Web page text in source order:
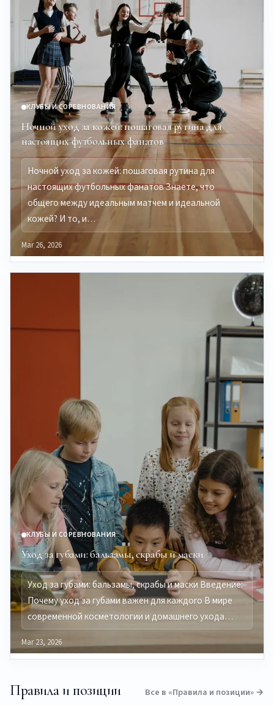
КЛУБЫ И СОРЕВНОВАНИЯ
Ночной уход за кожей: пошаговая рутина для
настоящих футбольных фанатов
Ночной уход за кожей: пошаговая рутина для
настоящих футбольных фанатов Знаете, что
общего между идеальным матчем и идеальной
кожей? И то, и…
Mar 26, 2026
КЛУБЫ И СОРЕВНОВАНИЯ
Уход за губами: бальзамы, скрабы и маски
Уход за губами: бальзамы, скрабы и маски Введение:
Почему уход за губами важен для каждого В мире
современной косметологии и домашнего ухода…
Mar 23, 2026
Правила и позиции Все в «Правила и позиции» →